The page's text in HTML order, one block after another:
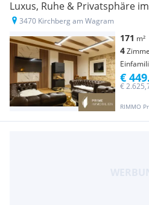
Luxus, Ruhe & Privatsphäre
Wagrams
3470 Kirchberg am Wagram
171 m²
4
RIMMO
€
€